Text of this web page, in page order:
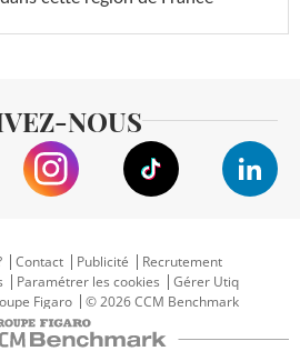
NOUS
Contact Publicité
Recrutement
Paramétrer les cookies
Gérer Utiq
Figaro © 2026 CCM Benchmark